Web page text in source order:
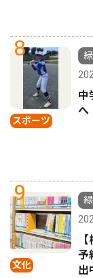
8
スポーツ
中
へ
9
文化
予
出